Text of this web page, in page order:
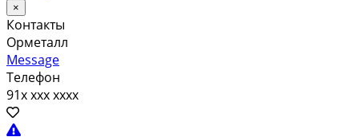
×
Контакты
Орметалл
Message
Телефон
91x xxx xxxx